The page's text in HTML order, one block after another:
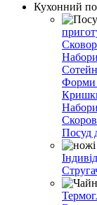
Кухонний
Форми
Посуд